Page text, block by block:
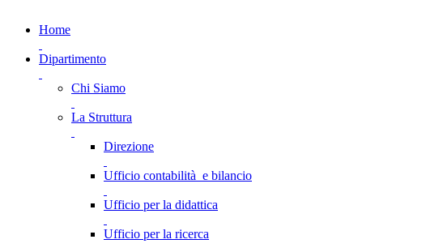
Home
Dipartimento
Chi Siamo
La Struttura
Direzione
Ufficio contabilità e bilancio
Ufficio per la didattica
Ufficio per la ricerca